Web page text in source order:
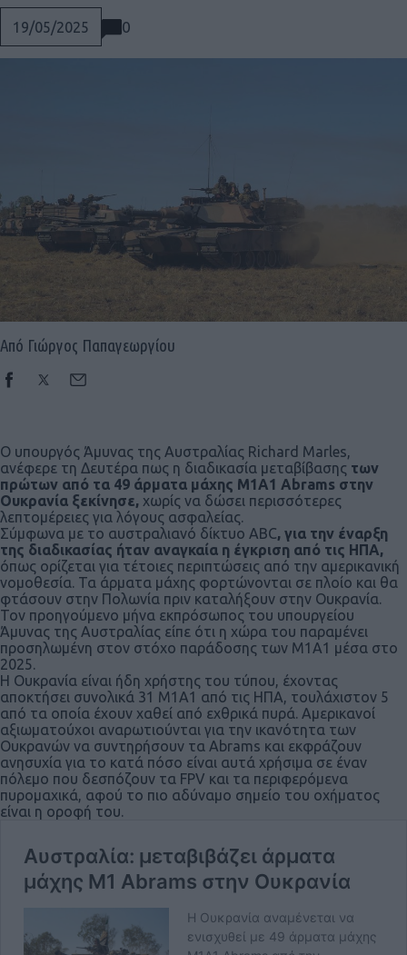
19/05/2025 0
Από Γιώργος Παπαγεωργίου
Ο υπουργός Άμυνας της Αυστραλίας Richard Marles,
ανέφερε τη Δευτέρα πως η διαδικασία μεταβίβασης των
πρώτων από τα 49 άρματα μάχης M1A1 Abrams στην
Ουκρανία ξεκίνησε, χωρίς να δώσει περισσότερες
λεπτομέρειες για λόγους ασφαλείας.
Σύμφωνα με το αυστραλιανό δίκτυο ABC, για την έναρξη
της διαδικασίας ήταν αναγκαία η έγκριση από τις ΗΠΑ,
όπως ορίζεται για τέτοιες περιπτώσεις από την αμερικανική
νομοθεσία. Τα άρματα μάχης φορτώνονται σε πλοίο και θα
φτάσουν στην Πολωνία πριν καταλήξουν στην Ουκρανία.
Τον προηγούμενο μήνα εκπρόσωπος του υπουργείου
Άμυνας της Αυστραλίας είπε ότι η χώρα του παραμένει
προσηλωμένη στον στόχο παράδοσης των M1A1 μέσα στο
2025.
Η Ουκρανία είναι ήδη χρήστης του τύπου, έχοντας
αποκτήσει συνολικά 31 M1A1 από τις ΗΠΑ, τουλάχιστον 5
από τα οποία έχουν χαθεί από εχθρικά πυρά. Αμερικανοί
αξιωματούχοι αναρωτιούνται για την ικανότητα των
Ουκρανών να συντηρήσουν τα Abrams και εκφράζουν
ανησυχία για το κατά πόσο είναι αυτά χρήσιμα σε έναν
πόλεμο που δεσπόζουν τα FPV και τα περιφερόμενα
πυρομαχικά, αφού το πιο αδύναμο σημείο του οχήματος
είναι η οροφή του.